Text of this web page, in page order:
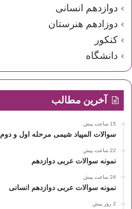
دوازدهم انسانی
دوزادهم هنرستان
کنکور
دانشگاه
آخرین مطالب
15 ساعت پیش
سوالات المپیاد شیمی مرحله اول و دوم
22 ساعت پیش
نمونه سوالات عربی دوازدهم
24 ساعت پیش
نمونه سوالات عربی دوازدهم انسانی
2 روز پیش